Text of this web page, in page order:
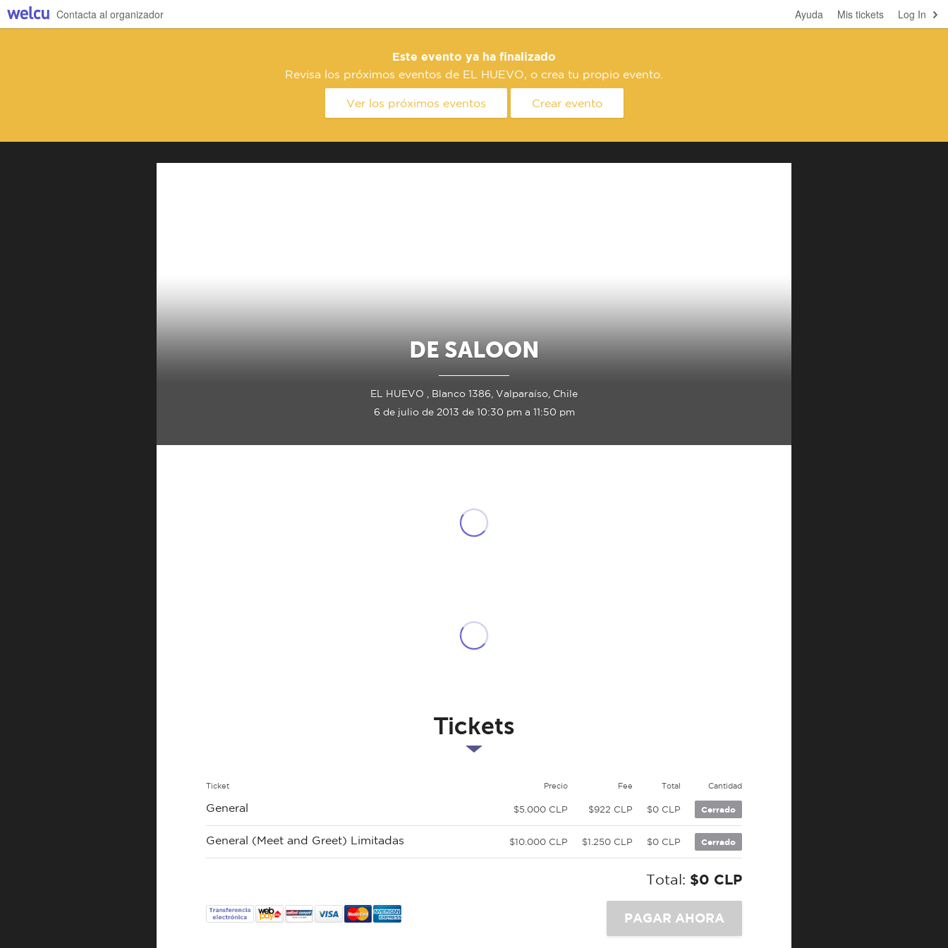
Log In
Mis tickets
Ayuda
Contacta al organizador
Este evento ya ha finalizado
Revisa los próximos eventos de EL HUEVO, o crea tu propio evento.
Ver los próximos eventos Crear evento
DE SALOON
EL HUEVO , Blanco 1386, Valparaíso, Chile
6 de julio de 2013 de 10:30 pm a 11:50 pm
Tickets
Ticket Precio Fee Total Cantidad
General $5.000 CLP $922 CLP $0 CLP Cerrado
General (Meet and Greet) Limitadas $10.000 CLP $1.250 CLP $0 CLP Cerrado
Total: $0 CLP